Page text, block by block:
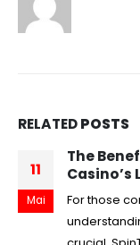
RELATEDPOSTS
11
Mai
The
Casino’s
For those